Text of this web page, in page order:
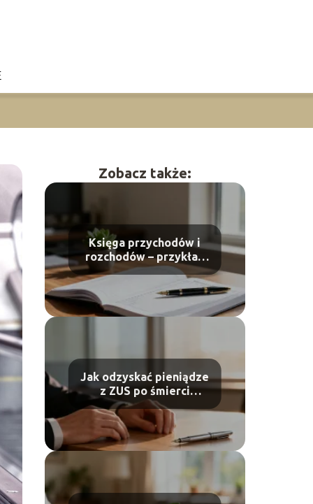
Zobacz także:
Księga przychodów i
rozchodów – przykład
uzupełniania krok po
Jak odzyskać pieniądze
z ZUS po śmierci
ubezpieczonego?